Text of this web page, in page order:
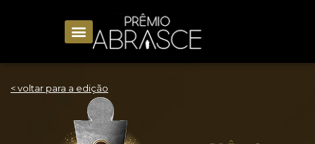
< voltar para a edição